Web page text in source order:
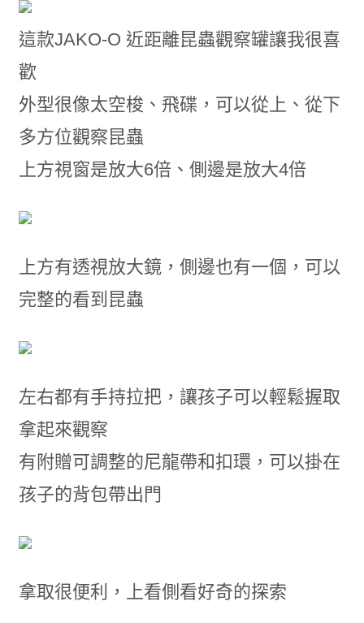
這款JAKO-O 近距離昆蟲觀察罐讓我很喜
歡
外型很像太空梭、飛碟，可以從上、從下
多方位觀察昆蟲
上方視窗是放大6倍、側邊是放大4倍
上方有透視放大鏡，側邊也有一個，可以
完整的看到昆蟲
左右都有手持拉把，讓孩子可以輕鬆握取
拿起來觀察
有附贈可調整的尼龍帶和扣環，可以掛在
孩子的背包帶出門
拿取很便利，上看側看好奇的探索